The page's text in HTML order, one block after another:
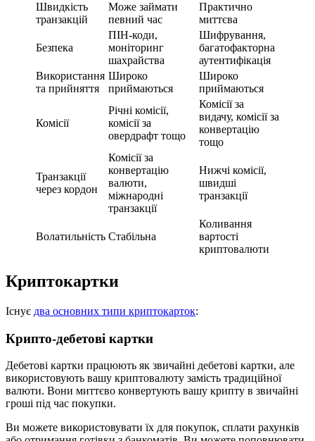
Швидкість
транзакцій
Може займати
певний час
Практично
миттєва
Безпека
ПІН-коди,
моніторинг
шахрайства
Шифрування,
багатофакторна
аутентифікація
Використання
та прийняття
Широко
приймаються
Широко
приймаються
Комісії
Річні комісії,
комісії за
овердрафт тощо
Комісії за
видачу, комісії за
конвертацію
тощо
Транзакції
через кордон
Комісії за
конвертацію
валюти,
міжнародні
транзакції
Нижчі комісії,
швидші
транзакції
Волатильність Стабільна
Коливання
вартості
криптовалюти
Криптокартки
Існує два основних типи криптокарток:
Крипто-дебетові картки
Дебетові картки працюють як звичайні дебетові картки, але
використовують вашу криптовалюту замість традиційної
валюти. Вони миттєво конвертують вашу крипту в звичайні
гроші під час покупки.
Ви можете використовувати їх для покупок, сплати рахунків